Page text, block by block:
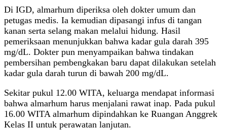
‎Di IGD, almarhum diperiksa oleh dokter umum dan
petugas medis. Ia kemudian dipasangi infus di tangan
kanan serta selang makan melalui hidung. Hasil
pemeriksaan menunjukkan bahwa kadar gula darah 395
mg/dL. Dokter pun menyampaikan bahwa tindakan
pembersihan pembengkakan baru dapat dilakukan setelah
kadar gula darah turun di bawah 200 mg/dL.
‎Sekitar pukul 12.00 WITA, keluarga mendapat informasi
bahwa almarhum harus menjalani rawat inap. Pada pukul
16.00 WITA almarhum dipindahkan ke Ruangan Anggrek
Kelas II untuk perawatan lanjutan.